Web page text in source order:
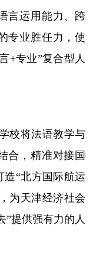
言运用能力、跨
专业胜任力，使
+专业”复合型人
校将法语教学与
合，精准对接国
造“北方国际航运
为天津经济社会
”提供强有力的人